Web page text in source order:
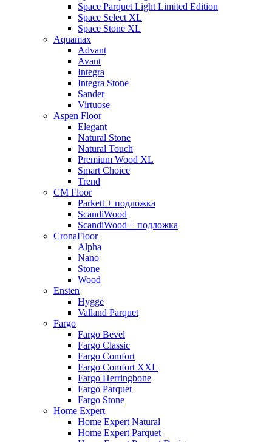
Space Parquet Light Limited Edition
Space Select XL
Space Stone XL
Aquamax
Advant
Avant
Integra
Integra Stone
Sander
Virtuose
Aspen Floor
Elegant
Natural Stone
Natural Touch
Premium Wood XL
Smart Choice
Trend
CM Floor
Parkett + подложка
ScandiWood
ScandiWood + подложка
CronaFloor
Alpha
Nano
Stone
Wood
Ensten
Hygge
Valland Parquet
Fargo
Fargo Bevel
Fargo Classic
Fargo Comfort
Fargo Comfort XXL
Fargo Herringbone
Fargo Parquet
Fargo Stone
Home Expert
Home Expert Natural
Home Expert Parquet